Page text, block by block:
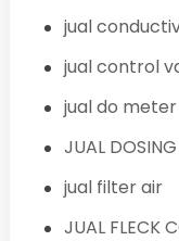
jual
jual control
jual do meter
JUAL
jual filter air
JUAL FLECK